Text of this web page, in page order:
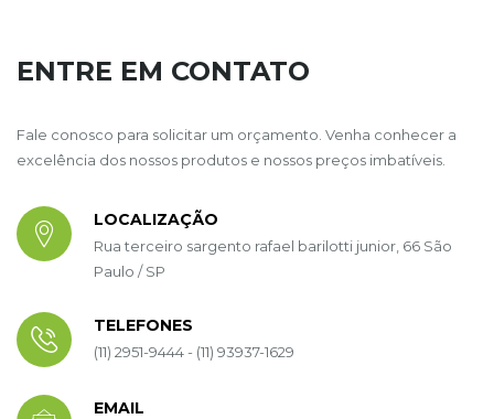
ENTRE EM CONTATO
Fale conosco para solicitar um orçamento. Venha conhecer a
excelência dos nossos produtos e nossos preços imbatíveis.
LOCALIZAÇÃO
Rua terceiro sargento rafael barilotti junior, 66 São
Paulo / SP
TELEFONES
(11) 2951-9444 - (11) 93937-1629
EMAIL